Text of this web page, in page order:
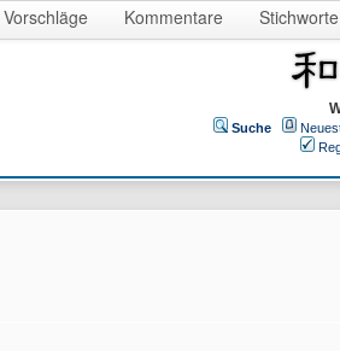
Vorschläge Kommentare Stichworte
Suche